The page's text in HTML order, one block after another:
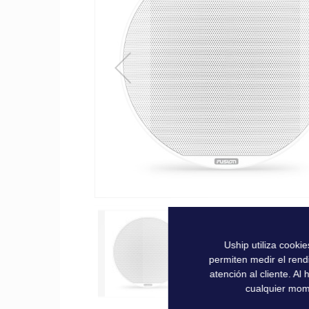
imágenes
Uship utiliza
permiten medir el
atención al cliente. Al
cualquier